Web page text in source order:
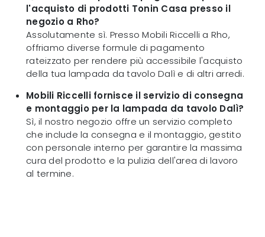
l'acquisto di prodotti Tonin Casa presso il
negozio a Rho?
Assolutamente sì. Presso Mobili Riccelli a Rho,
offriamo diverse formule di pagamento
rateizzato per rendere più accessibile l'acquisto
della tua lampada da tavolo Dalì e di altri arredi.
Mobili Riccelli fornisce il servizio di consegna
e montaggio per la lampada da tavolo Dalì?
Sì, il nostro negozio offre un servizio completo
che include la consegna e il montaggio, gestito
con personale interno per garantire la massima
cura del prodotto e la pulizia dell'area di lavoro
al termine.